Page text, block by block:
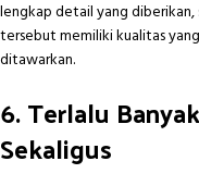
lengkap detail yang
tersebut memiliki kualitas
ditawarkan.
6. Terlalu
Sekaligus